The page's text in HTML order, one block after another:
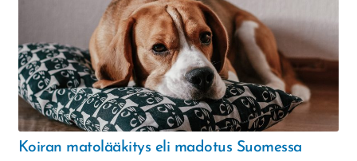
Koiran matolääkitys eli madotus Suomessa